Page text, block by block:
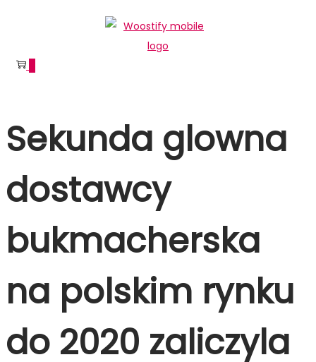
navigation
content
Sekunda glowna
dostawcy
bukmacherska
na polskim rynku
do 2020 zaliczyla